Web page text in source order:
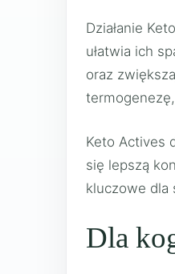
Działanie
ułatwia ich
oraz
Keto Actives
się lepszą
kluczowe dla
Dla